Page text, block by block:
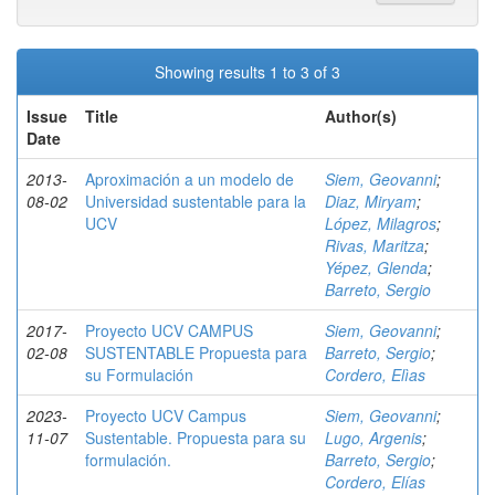
Showing results 1 to 3 of 3
Issue
Date
Title Author(s)
2013-
08-02
Aproximación a un modelo de
Universidad sustentable para la
UCV
Siem, Geovanni;
Diaz, Miryam;
López, Milagros;
Rivas, Maritza;
Yépez, Glenda;
Barreto, Sergio
2017-
02-08
Proyecto UCV CAMPUS
SUSTENTABLE Propuesta para
su Formulación
Siem, Geovanni;
Barreto, Sergio;
Cordero, Elìas
2023-
11-07
Proyecto UCV Campus
Sustentable. Propuesta para su
formulación.
Siem, Geovanni;
Lugo, Argenis;
Barreto, Sergio;
Cordero, Elías